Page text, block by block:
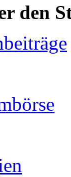
den